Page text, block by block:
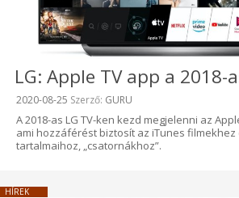
LG: Apple TV app a 2018-
Beküldve:
2020-08-25 Szerző: GURU
A 2018-as LG TV-ken kezd megjelenni az
ami hozzáférést biztosít az iTunes filmekhez
tartalmaihoz, „csatornákhoz”.
HÍREK